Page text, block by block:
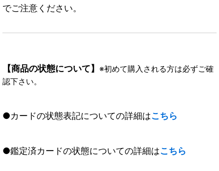
でご注意ください。
【商品の状態について】 ※初めて購入される方は必ずご確
認下さい。
●カードの状態表記についての詳細はこちら
●鑑定済カードの状態についての詳細はこちら